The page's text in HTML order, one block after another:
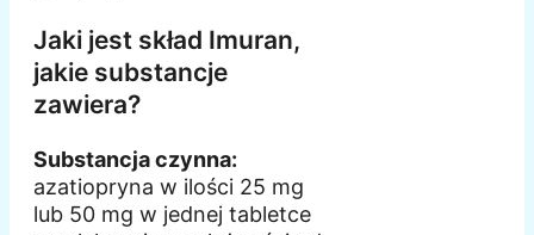
Jaki jest skład Imuran,
jakie substancje
zawiera?
Substancja czynna:
azatiopryna w ilości 25 mg
lub 50 mg w jednej tabletce